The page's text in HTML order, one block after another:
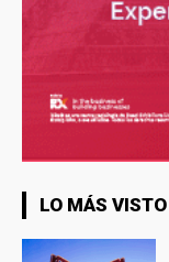
LO MÁS VISTO